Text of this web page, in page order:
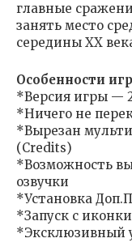
главные
занять место
середины XX
Особенности
*Версия игры —
*Ничего не
*Вырезан
(Credits)
*Возможность
озвучки
*Установка
*Запуск с
*Эксклюзивный